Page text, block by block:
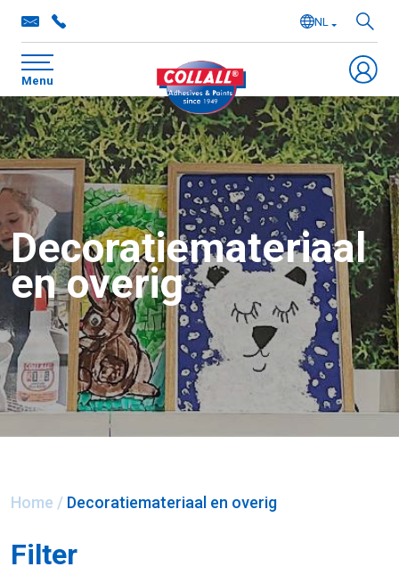
NL
FR
Menu
Decoratiemateriaal
en overig
Home / Decoratiemateriaal en overig
Filter